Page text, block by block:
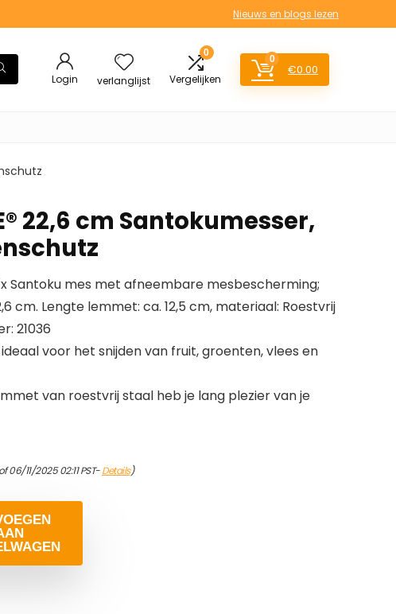
Nieuws en blogs lezen
Login verlanglijst
0
Vergelijken
0
€0.00
22,6 cm Santokumesser,
x Santoku mes met afneembare mesbescherming;
cm. Lengte lemmet: ca. 12,5 cm, materiaal: Roestvrij
21036
voor het snijden van fruit, groenten, vlees en
van roestvrij staal heb je lang plezier van je
06/11/2025 02:11 PST-Details)